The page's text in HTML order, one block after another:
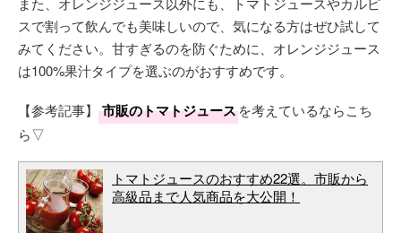
スで割って飲んでも美味しいので、気になる方はぜひ試して
みてください。甘すぎるのを防ぐために、オレンジジュース
は100%果汁タイプを選ぶのがおすすめです。
【参考記事】 市販のトマトジュースを考えているならこち
ら▽
トマトジュースのおすすめ22選。市販から
高級品まで人気商品を大公開！